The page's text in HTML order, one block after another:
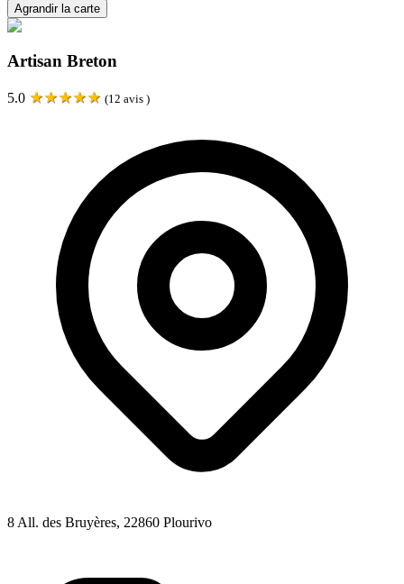
Agrandir la carte
Artisan Breton
5.0 ★★★★★ (12 avis )
8 All. des Bruyères, 22860 Plourivo